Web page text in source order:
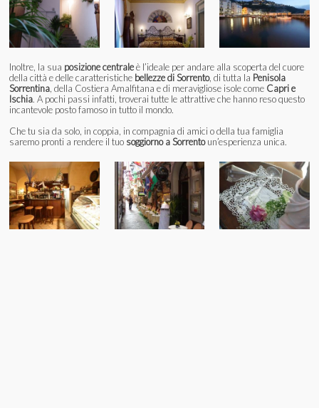
Inoltre, la sua posizione centraleè l’ideale per andare alla scoperta del cuore
della città e delle caratteristiche bellezze di Sorrento, di tutta la Penisola
Sorrentina, della Costiera Amalfitana e di meravigliose isole come Capri e
Ischia. A pochi passi infatti, troverai tutte le attrattive che hanno reso questo
incantevole posto famoso in tutto il mondo.
Che tu sia da solo, in coppia, in compagnia di amici o della tua famiglia
saremo pronti a rendere il tuo soggiorno a Sorrentoun’esperienza unica.